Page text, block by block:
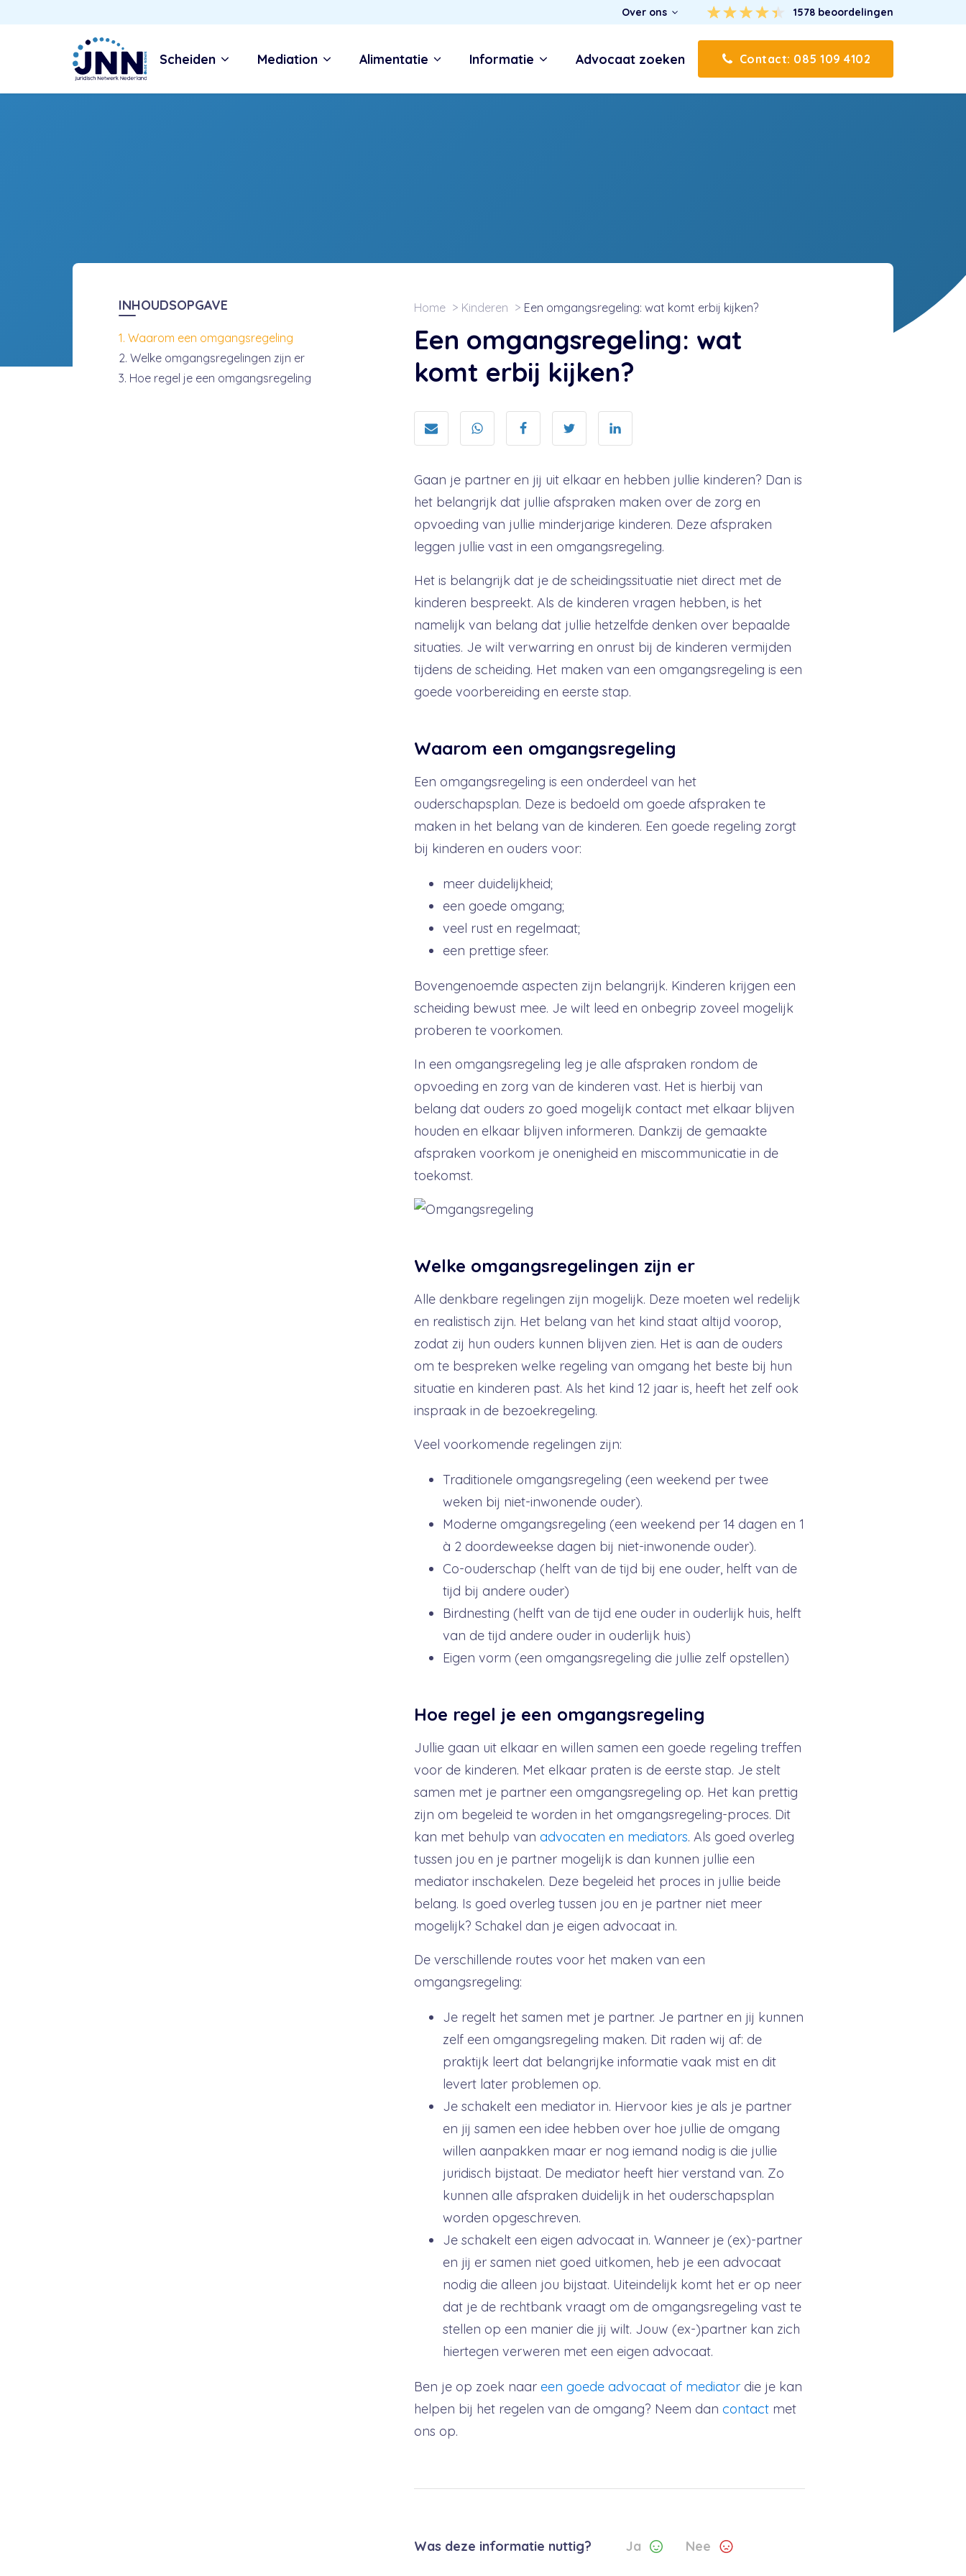
Over ons 1578 beoordelingen
Scheiden Mediation Alimentatie Informatie Advocaat zoeken Contact: 085 109 4102
INHOUDSOPGAVE
Waarom een omgangsregeling
Welke omgangsregelingen zijn er
Hoe regel je een omgangsregeling
Home Kinderen Een omgangsregeling: wat komt erbij kijken?
Een omgangsregeling: wat
komt erbij kijken?
Gaan je partner en jij uit elkaar en hebben jullie kinderen? Dan is
het belangrijk dat jullie afspraken maken over de zorg en
opvoeding van jullie minderjarige kinderen. Deze afspraken
leggen jullie vast in een omgangsregeling.
Het is belangrijk dat je de scheidingssituatie niet direct met de
kinderen bespreekt. Als de kinderen vragen hebben, is het
namelijk van belang dat jullie hetzelfde denken over bepaalde
situaties. Je wilt verwarring en onrust bij de kinderen vermijden
tijdens de scheiding. Het maken van een omgangsregeling is een
goede voorbereiding en eerste stap.
Waarom een omgangsregeling
Een omgangsregeling is een onderdeel van het
ouderschapsplan. Deze is bedoeld om goede afspraken te
maken in het belang van de kinderen. Een goede regeling zorgt
bij kinderen en ouders voor:
meer duidelijkheid;
een goede omgang;
veel rust en regelmaat;
een prettige sfeer.
Bovengenoemde aspecten zijn belangrijk. Kinderen krijgen een
scheiding bewust mee. Je wilt leed en onbegrip zoveel mogelijk
proberen te voorkomen.
In een omgangsregeling leg je alle afspraken rondom de
opvoeding en zorg van de kinderen vast. Het is hierbij van
belang dat ouders zo goed mogelijk contact met elkaar blijven
houden en elkaar blijven informeren. Dankzij de gemaakte
afspraken voorkom je onenigheid en miscommunicatie in de
toekomst.
Welke omgangsregelingen zijn er
Alle denkbare regelingen zijn mogelijk. Deze moeten wel redelijk
en realistisch zijn. Het belang van het kind staat altijd voorop,
zodat zij hun ouders kunnen blijven zien. Het is aan de ouders
om te bespreken welke regeling van omgang het beste bij hun
situatie en kinderen past. Als het kind 12 jaar is, heeft het zelf ook
inspraak in de bezoekregeling.
Veel voorkomende regelingen zijn:
Traditionele omgangsregeling (een weekend per twee
weken bij niet-inwonende ouder).
Moderne omgangsregeling (een weekend per 14 dagen en 1
à 2 doordeweekse dagen bij niet-inwonende ouder).
Co-ouderschap (helft van de tijd bij ene ouder, helft van de
tijd bij andere ouder)
Birdnesting (helft van de tijd ene ouder in ouderlijk huis, helft
van de tijd andere ouder in ouderlijk huis)
Eigen vorm (een omgangsregeling die jullie zelf opstellen)
Hoe regel je een omgangsregeling
Jullie gaan uit elkaar en willen samen een goede regeling treffen
voor de kinderen. Met elkaar praten is de eerste stap. Je stelt
samen met je partner een omgangsregeling op. Het kan prettig
zijn om begeleid te worden in het omgangsregeling-proces. Dit
kan met behulp van advocaten en mediators. Als goed overleg
tussen jou en je partner mogelijk is dan kunnen jullie een
mediator inschakelen. Deze begeleid het proces in jullie beide
belang. Is goed overleg tussen jou en je partner niet meer
mogelijk? Schakel dan je eigen advocaat in.
De verschillende routes voor het maken van een
omgangsregeling:
Je regelt het samen met je partner. Je partner en jij kunnen
zelf een omgangsregeling maken. Dit raden wij af: de
praktijk leert dat belangrijke informatie vaak mist en dit
levert later problemen op.
Je schakelt een mediator in. Hiervoor kies je als je partner
en jij samen een idee hebben over hoe jullie de omgang
willen aanpakken maar er nog iemand nodig is die jullie
juridisch bijstaat. De mediator heeft hier verstand van. Zo
kunnen alle afspraken duidelijk in het ouderschapsplan
worden opgeschreven.
Je schakelt een eigen advocaat in. Wanneer je (ex)-partner
en jij er samen niet goed uitkomen, heb je een advocaat
nodig die alleen jou bijstaat. Uiteindelijk komt het er op neer
dat je de rechtbank vraagt om de omgangsregeling vast te
stellen op een manier die jij wilt. Jouw (ex-)partner kan zich
hiertegen verweren met een eigen advocaat.
Ben je op zoek naar een goede advocaat of mediatordie je kan
helpen bij het regelen van de omgang? Neem dan contactmet
ons op.
Was deze informatie nuttig? Ja Nee